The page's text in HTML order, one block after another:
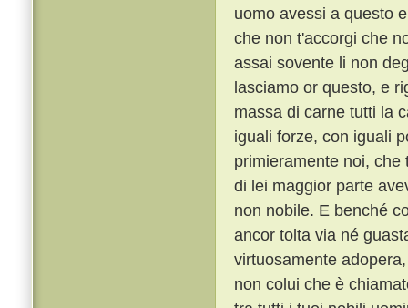
uomo avessi a questo
che non t'accorgi che
assai sovente li non
lasciamo or questo, e
massa di carne tutti la
iguali forze, con iguali
primieramente noi,
di lei maggior parte
non nobile. E benché
ancor tolta via né
virtuosamente
non colui che è